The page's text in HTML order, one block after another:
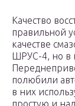
Качество
правильной
качестве
ШРУС-4, но в
полюбили
в них
простую и